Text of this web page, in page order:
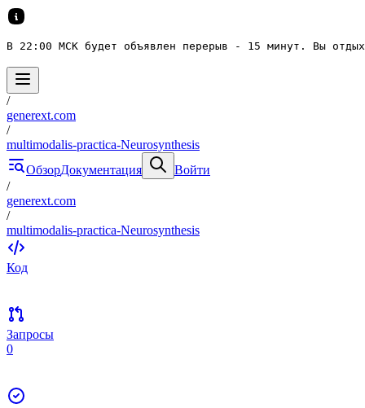
В 22:00 МСК будет объявлен перерыв - 15 минут. Вы
/
generext.com
/
multimodalis-practica-Neurosynthesis
ОбзорДокументация
Войти
/
generext.com
/
multimodalis-practica-Neurosynthesis
Код
Запросы
0